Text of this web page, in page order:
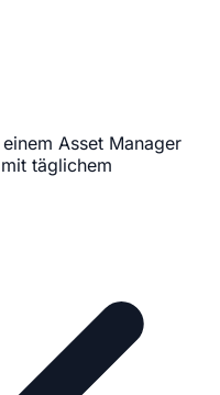
Asset Manager
täglichem